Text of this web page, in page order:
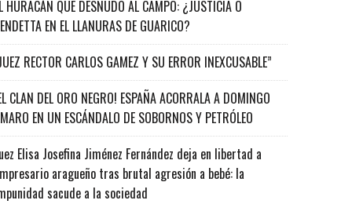
HURACÁN QUE DESNUDÓ AL CAMPO: ¿JUSTICIA O
EN EL LLANURAS DE GUARICO?
RECTOR CARLOS GAMEZ Y SU ERROR INEXCUSABLE”
CLAN DEL ORO NEGRO! ESPAÑA ACORRALA A DOMINGO
EN UN ESCÁNDALO DE SOBORNOS Y PETRÓLEO
Elisa Josefina Jiménez Fernández deja en libertad a
aragueño tras brutal agresión a bebé: la
sacude a la sociedad